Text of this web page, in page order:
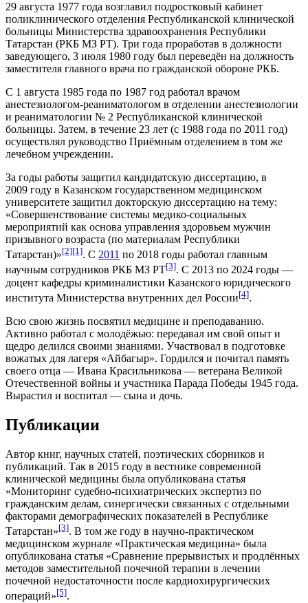
29 августа 1977 года возглавил подростковый кабинет
поликлинического отделения Республиканской клинической
больницы Министерства здравоохранения Республики
Татарстан (РКБ МЗ РТ). Три года проработав в должности
заведующего, 3 июля 1980 году был переведён на должность
заместителя главного врача по гражданской обороне РКБ.
С 1 августа 1985 года по 1987 год работал врачом
анестезиологом-реаниматологом в отделении анестезиологии
и реаниматологии № 2 Республиканской клинической
больницы. Затем, в течение 23 лет (с 1988 года по 2011 год)
осуществлял руководство Приёмным отделением в том же
лечебном учреждении.
За годы работы защитил кандидатскую диссертацию, в
2009 году в Казанском государственном медицинском
университете защитил докторскую диссертацию на тему:
«Совершенствование системы медико-социальных
мероприятий как основа управления здоровьем мужчин
призывного возраста (по материалам Республики
Татарстан)»[2][1]. С 2011 по 2018 годы работал главным
научным сотрудников РКБ МЗ РТ[3]. С 2013 по 2024 годы —
доцент кафедры криминалистики Казанского юридического
института Министерства внутренних дел России[4].
Всю свою жизнь посвятил медицине и преподаванию.
Активно работал с молодёжью: передавал им свой опыт и
щедро делился своими знаниями. Участвовал в подготовке
вожатых для лагеря «Айбагыр». Гордился и почитал память
своего отца — Ивана Красильникова — ветерана Великой
Отечественной войны и участника Парада Победы 1945 года.
Вырастил и воспитал — сына и дочь.
Публикации
Автор книг, научных статей, поэтических сборников и
публикаций. Так в 2015 году в вестнике современной
клинической медицины была опубликована статья
«Мониторинг судебно-психиатрических экспертиз по
гражданским делам, синергически связанных с отдельными
факторами демографических показателей в Республике
Татарстан»[3]. В том же году в научно-практическом
медицинском журнале «Практическая медицина» была
опубликована статья «Сравнение прерывистых и продлённых
методов заместительной почечной терапии в лечении
почечной недостаточности после кардиохирургических
операций»[5].